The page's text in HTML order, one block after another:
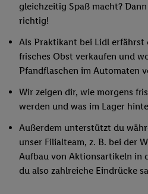
gleichzeitig Spaß macht?
richtig!
Als Praktikant bei Lidl erfährst
frisches Obst verkaufen und
Pfandflaschen im Automaten
Wir zeigen dir, wie morgens
werden und was im Lager
Außerdem unterstützt du
unser Filialteam, z. B. bei der
Aufbau von Aktionsartikeln in
du also zahlreiche Eindrücke